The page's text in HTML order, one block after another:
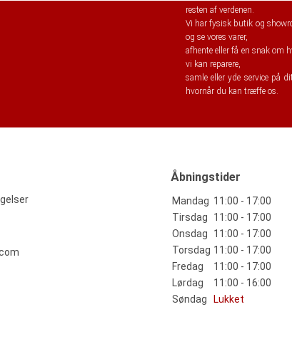
resten af verdenen.
Vi har fysisk butik og
og se vores varer,
afhente eller få en snak om
vi kan reparere,
samle eller yde service på
hvornår du kan træffe os.
Åbningstider
Mandag 11:00 - 17:00
Tirsdag
11:00 - 17:00
Onsdag
11:00 - 17:00
Torsdag 11:00 - 17:00
Fredag
11:00 - 17:00
Lørdag
11:00 - 16:00
Søndag
Lukket